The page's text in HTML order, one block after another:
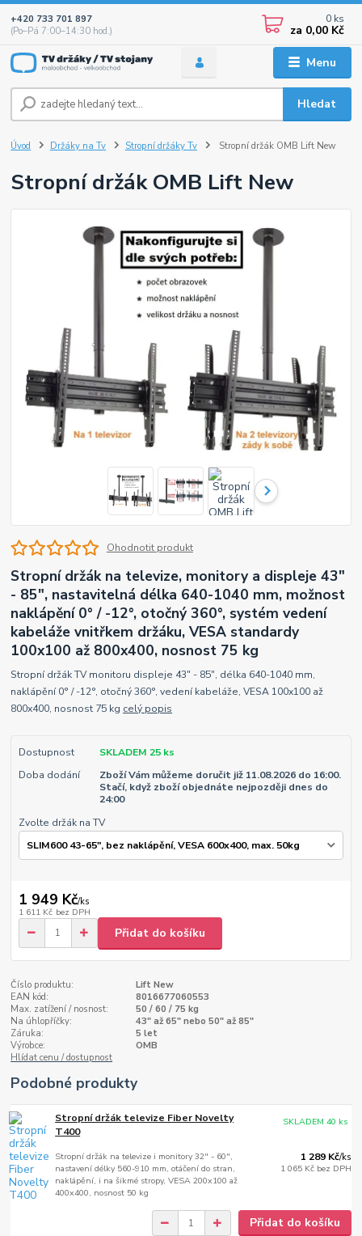
Menu
Hledat
+420 733 701 897
(Po–Pá 7:00–14:30 hod.)
0 ks
za 0,00 Kč
Úvod Držáky na Tv Stropní držáky Tv Stropní držák OMB Lift New
Stropní držák OMB Lift New
Ohodnotit produkt
Stropní držák na televize, monitory a displeje 43"
- 85", nastavitelná délka 640-1040 mm, možnost
naklápění 0° / -12°, otočný 360°, systém vedení
kabeláže vnitřkem držáku, VESA standardy
100x100 až 800x400, nosnost 75 kg
Stropní držák TV monitoru displeje 43" - 85", délka 640-1040 mm,
naklápění 0° / -12°, otočný 360°, vedení kabeláže, VESA 100x100 až
800x400, nosnost 75 kg celý popis
Dostupnost
SKLADEM 25 ks
Doba dodání
Zboží Vám můžeme doručit již 11.08.2026 do 16:00.
Stačí, když zboží objednáte nejpozději dnes do
24:00
Zvolte držák na TV
1 949 Kč/ks
1 611 Kč bez DPH
Přidat do košíku
Číslo produktu:
Lift New
EAN kód:
8016677060553
Max. zatížení / nosnost:
50 / 60 / 75 kg
Na úhlopříčky:
43" až 65" nebo 50" až 85"
Záruka:
5 let
Výrobce:
OMB
Hlídat cenu / dostupnost
Podobné produkty
Stropní držák televize Fiber Novelty
T400
Stropní držák na televize i monitory 32" - 60",
nastavení délky 560-910 mm, otáčení do stran,
naklápění, i na šikmé stropy, VESA 200x100 až
400x400, nosnost 50 kg
1 289 Kč/ks
1 065 Kč bez DPH
SKLADEM 40 ks
Přidat do košíku